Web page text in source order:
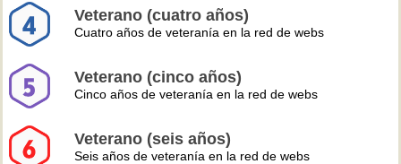
Veterano (cuatro años)
Cuatro años de veteranía en la red de webs
Veterano (cinco años)
Cinco años de veteranía en la red de webs
Veterano (seis años)
Seis años de veteranía en la red de webs